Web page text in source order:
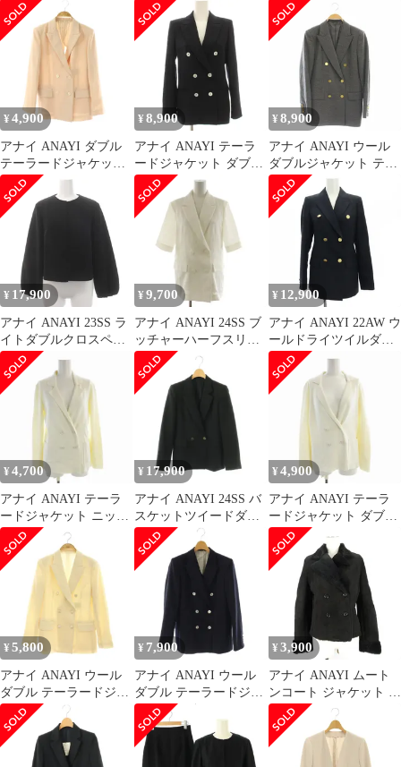
ケット テーラード 36
ブラック /HK ■OS
ードジャケット 36 ブラ
ウン /ES ■OS
ット 38 キャメル /DF
■OS
¥ 4,900
アナイ ANAYI ダブル
テーラードジャケット
36 ライトベージュ /ES
■OS
¥ 8,900
アナイ ANAYI テーラ
ードジャケット ダブル
3B ウール 36 紺 ネイビ
ー 1019171010065360
/HN
¥ 8,900
アナイ ANAYI ウール
ダブルジャケット テー
ラードジャケット 金ボ
タン 36 グレー /ES ■OS
¥ 17,900
アナイ ANAYI 23SS ラ
イトダブルクロスペプ
ラム ジャケット ノーカ
ラー 36 黒 ブラック
/DF ■OS
¥ 9,700
アナイ ANAYI 24SS ブ
ッチャーハーフスリー
ブジャケット ダブル 半
袖 36 白 ホワイト
10241710300 /AN29
¥ 12,900
アナイ ANAYI 22AW ウ
ールドライツイルダブ
ルジャケット テーラー
ド 34 XS 紺 ネイビー
/AT ■OS
¥ 4,700
アナイ ANAYI テーラ
ードジャケット ニット
ダブル 38 白 ホワイト
1018181627001380 /EE
¥ 17,900
アナイ ANAYI 24SS バ
スケットツイードダブ
ルジャケット テーラー
ド 36 ブラック /CX
■OS ■SH
¥ 4,900
アナイ ANAYI テーラ
ードジャケット ダブル
ボタン ニット 38 白 ホ
ワイト 101818-16-270-
01-380 /EE
¥ 5,800
アナイ ANAYI ウール
ダブル テーラードジャ
ケット 36 アイボリー
/ES ■OS
¥ 7,900
アナイ ANAYI ウール
ダブル テーラードジャ
ケット 背抜き 36 ネイ
ビー /HK ■OS
¥ 3,900
アナイ ANAYI ムート
ンコート ジャケット ダ
ブルボタン 38 ブラック
241223E ■GY99